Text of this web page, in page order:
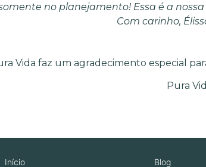
no planejamento! Essa é a
Com carinho,
Vida faz um agradecimento especial
Pura
Início Blog